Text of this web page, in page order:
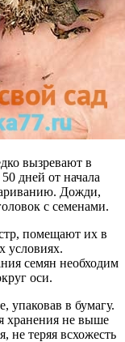
вызревают в
дней от начала
Дожди,
с семенами.
помещают их в
условиях.
семян необходим
оси.
упаковав в бумагу.
хранения не выше
не теряя всхожесть